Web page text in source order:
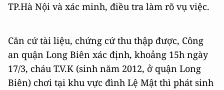
TP.Hà Nội và xác minh, điều tra làm rõ vụ việc.
Căn cứ tài liệu, chứng cứ thu thập được, Công
an quận Long Biên xác định, khoảng 15h ngày
17/3, cháu T.V.K (sinh năm 2012, ở quận Long
Biên) chơi tại khu vực đình Lệ Mật thì phát sinh